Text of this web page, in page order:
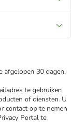
afgelopen 30 dagen.
te gebruiken
of diensten. U
contact op te nemen
Portal te